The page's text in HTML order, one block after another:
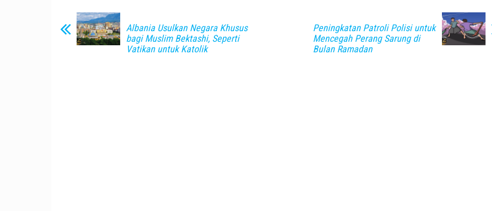
Albania Usulkan Negara Khusus
bagi Muslim Bektashi, Seperti
Vatikan untuk Katolik
Peningkatan Patroli Polisi untuk
Mencegah Perang Sarung di
Bulan Ramadan